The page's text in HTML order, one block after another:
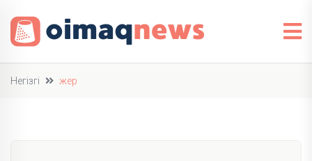
Негізгі жер